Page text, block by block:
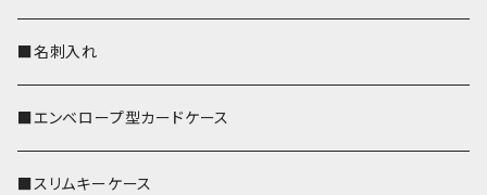
■名刺入れ
■エンベロープ型カードケース
■スリムキーケース